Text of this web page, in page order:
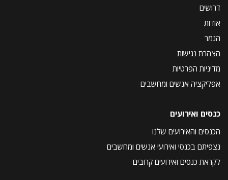
דרושים
אודות
הנמר
הצהרת נגישות
מדיניות הפרטיות
אפליקציה אנשים ומחשבים
כנסים ואירועים
הכנסים והאירועים שלנו
נצפיתם בכנסי ואירועי אנשים ומחשבים
לקראת כנסים ואירועים קרובים